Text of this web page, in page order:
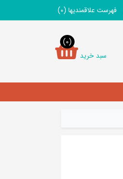
فهرست علاقمندیها (0)
سبد خرید
(0)